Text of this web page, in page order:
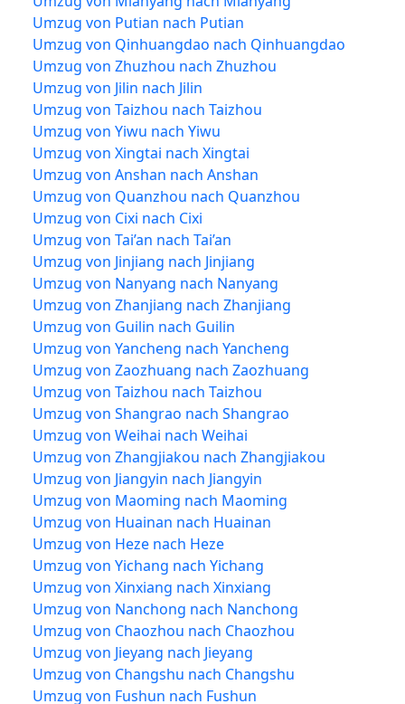
Umzug von Putian nach Putian
Umzug von Qinhuangdao nach Qinhuangdao
Umzug von Zhuzhou nach Zhuzhou
Umzug von Jilin nach Jilin
Umzug von Taizhou nach Taizhou
Umzug von Yiwu nach Yiwu
Umzug von Xingtai nach Xingtai
Umzug von Anshan nach Anshan
Umzug von Quanzhou nach Quanzhou
Umzug von Cixi nach Cixi
Umzug von Tai’an nach Tai’an
Umzug von Jinjiang nach Jinjiang
Umzug von Nanyang nach Nanyang
Umzug von Zhanjiang nach Zhanjiang
Umzug von Guilin nach Guilin
Umzug von Yancheng nach Yancheng
Umzug von Zaozhuang nach Zaozhuang
Umzug von Taizhou nach Taizhou
Umzug von Shangrao nach Shangrao
Umzug von Weihai nach Weihai
Umzug von Zhangjiakou nach Zhangjiakou
Umzug von Jiangyin nach Jiangyin
Umzug von Maoming nach Maoming
Umzug von Huainan nach Huainan
Umzug von Heze nach Heze
Umzug von Yichang nach Yichang
Umzug von Xinxiang nach Xinxiang
Umzug von Nanchong nach Nanchong
Umzug von Chaozhou nach Chaozhou
Umzug von Jieyang nach Jieyang
Umzug von Changshu nach Changshu
Umzug von Fushun nach Fushun